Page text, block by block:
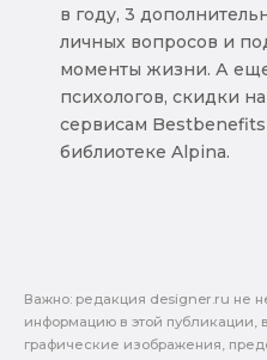
в году, 3
личных вопросов и
моменты жизни. А
психологов, скидки
сервисам
библиотеке Alpina.
Важно: pедакция designer.ru не
информацию в этой публикации,
графические изображения,